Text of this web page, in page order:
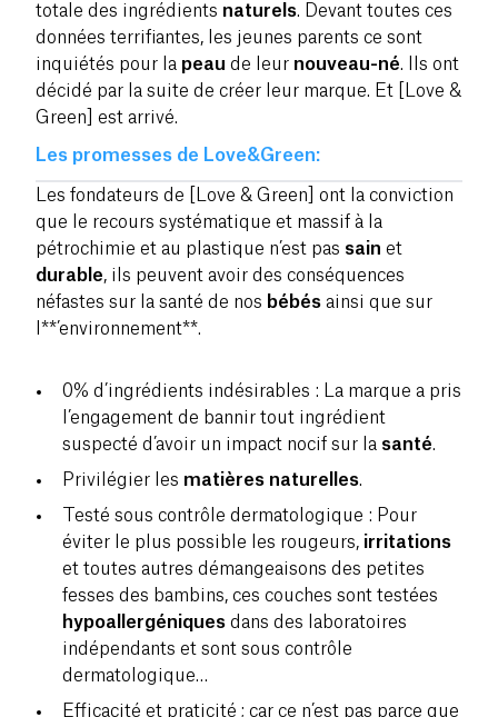
totale des ingrédients naturels. Devant toutes ces
données terrifiantes, les jeunes parents ce sont
inquiétés pour la peau de leur nouveau-né. Ils ont
décidé par la suite de créer leur marque. Et [Love &
Green] est arrivé.
Les promesses de Love&Green:
Les fondateurs de [Love & Green] ont la conviction
que le recours systématique et massif à la
pétrochimie et au plastique n’est pas sain et
durable, ils peuvent avoir des conséquences
néfastes sur la santé de nos bébés ainsi que sur
l**’environnement**.
0% d’ingrédients indésirables : La marque a pris
l’engagement de bannir tout ingrédient
suspecté d’avoir un impact nocif sur la santé.
Privilégier les matières naturelles.
Testé sous contrôle dermatologique : Pour
éviter le plus possible les rougeurs, irritations
et toutes autres démangeaisons des petites
fesses des bambins, ces couches sont testées
hypoallergéniques dans des laboratoires
indépendants et sont sous contrôle
dermatologique…
Efficacité et praticité ; car ce n’est pas parce que